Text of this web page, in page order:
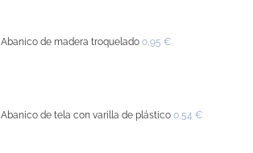
Abanico de madera troquelado 0,95 €
Abanico de tela con varilla de plástico 0,54 €